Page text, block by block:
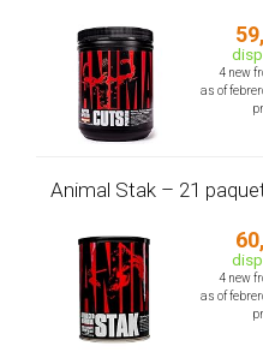
4 new
as of
Animal Stak – 21
4 new
as of